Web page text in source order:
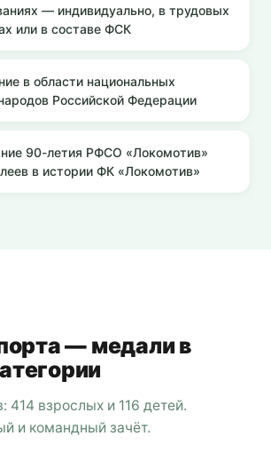
— индивидуально, в трудовых
или в составе ФСК
в области национальных
Российской Федерации
90-летия РФСО «Локомотив»
в истории ФК «Локомотив»
— медали в
414 взрослых и 116 детей.
и командный зачёт.